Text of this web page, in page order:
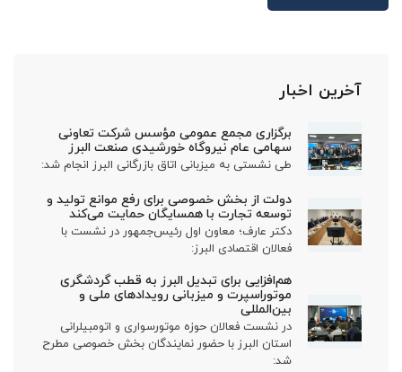
آخرین اخبار
برگزاری مجمع عمومی مؤسس شرکت تعاونی
سهامی عام نیروگاه خورشیدی صنعت البرز
طی نشستی به میزبانی اتاق بازرگانی البرز انجام شد:
دولت از بخش خصوصی برای رفع موانع تولید و
توسعه تجارت با همسایگان حمایت می‌کند
دکتر عارف؛ معاون اول رئیس‌جمهور در نشست با
فعالان اقتصادی البرز:
هم‌افزایی برای تبدیل البرز به قطب گردشگری
موتوراسپرت و میزبانی رویدادهای ملی و
بین‌المللی
در نشست فعالان حوزه موتورسواری و اتومبیلرانی
استان البرز با حضور نمایندگان بخش خصوصی مطرح
شد: